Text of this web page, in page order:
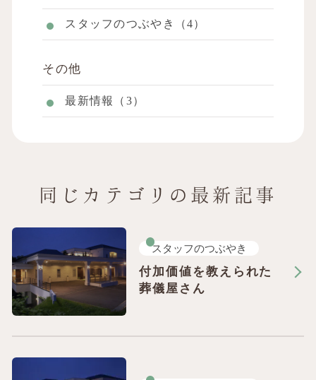
スタッフのつぶやき（4）
その他
最新情報（3）
同じカテゴリの最新記事
スタッフのつぶやき
付加価値を教えられた
葬儀屋さん